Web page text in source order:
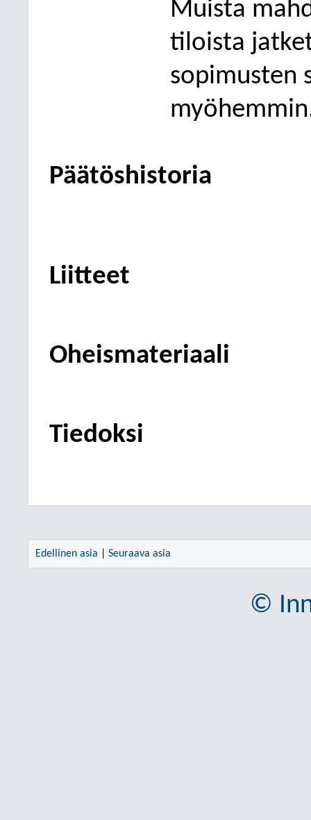
Muista
tiloista
sopimusten
Päätöshistoria
Liitteet
Oheismateriaali
Tiedoksi
Edellinen asia Seuraava asia
©